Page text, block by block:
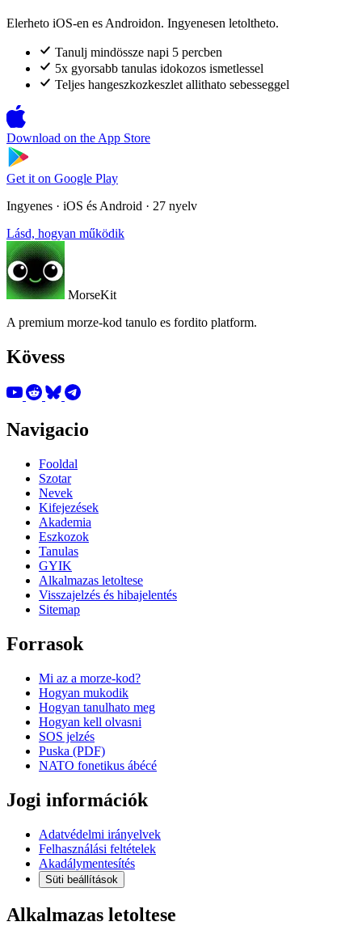
Elerheto iOS-en es Androidon. Ingyenesen letoltheto.
Tanulj mindössze napi 5 percben
5x gyorsabb tanulas idokozos ismetlessel
Teljes hangeszkozkeszlet allithato sebesseggel
Download on the App Store
Get it on Google Play
Ingyenes · iOS és Android · 27 nyelv
Lásd, hogyan működik
MorseKit
A premium morze-kod tanulo es fordito platform.
Kövess
Navigacio
Fooldal
Szotar
Nevek
Kifejezések
Akademia
Eszkozok
Tanulas
GYIK
Alkalmazas letoltese
Visszajelzés és hibajelentés
Sitemap
Forrasok
Mi az a morze-kod?
Hogyan mukodik
Hogyan tanulhato meg
Hogyan kell olvasni
SOS jelzés
Puska (PDF)
NATO fonetikus ábécé
Jogi információk
Adatvédelmi irányelvek
Felhasználási feltételek
Akadálymentesítés
Süti beállítások
Alkalmazas letoltese